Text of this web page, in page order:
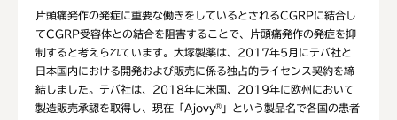
片頭痛発作の発症に重要な働きをしているとされるCGRPに結合し
てCGRP受容体との結合を阻害することで、片頭痛発作の発症を抑
制すると考えられています。大塚製薬は、2017年5月にテバ社と
日本国内における開発および販売に係る独占的ライセンス契約を締
結しました。テバ社は、2018年に米国、2019年に欧州において
製造販売承認を取得し、現在「Ajovy® 」という製品名で各国の患者